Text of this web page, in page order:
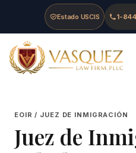
Skip to main content
Skip to navigation
Skip to footer
Estado USCIS 1-
Vasquez Law Firm - Home
EOIR / JUEZ DE INMIGRACIÓN
Juez de